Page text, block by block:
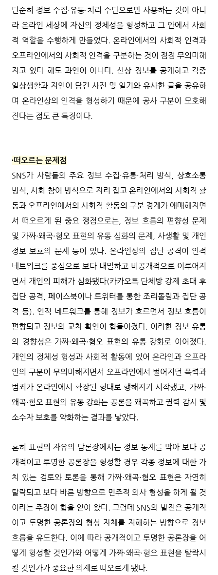
단순히 정보 수집·유통·처리 수단으로만 사용하는 것이 아니
라 온라인 세상에 자신의 정체성을 형성하고 그 안에서 사회
적 역할을 수행하게 만들었다. 온라인에서의 사회적 인격과
오프라인에서의 사회적 인격을 구분하는 것이 점점 무의미해
지고 있다 해도 과언이 아니다. 신상 정보를 공개하고 각종
일상생활과 지인이 담긴 사진 및 일기와 유사한 글을 공유하
며 온라인상의 인격을 형성하기 때문에 공사 구분이 모호해
진다는 점도 큰 특징이다.
∙떠오르는 문제점
SNS가 사람들의 주요 정보 수집·유통·처리 방식, 상호소통
방식, 사회 참여 방식으로 자리 잡고 온라인에서의 사회적 활
동과 오프라인에서의 사회적 활동의 구분 경계가 애매해지면
서 떠오르게 된 중요 쟁점으로는, 정보 흐름의 편향성 문제
및 가짜·왜곡·혐오 표현의 유통 심화의 문제, 사생활 및 개인
정보 보호의 문제 등이 있다. 온라인상의 집단 공격이 인적
네트워크를 중심으로 보다 내밀하고 비공개적으로 이루어지
면서 개인의 피해가 심화됐다(카카오톡 단체방 강제 초대 후
집단 공격, 페이스북이나 트위터를 통한 조리돌림과 집단 공
격 등). 인적 네트워크를 통해 정보가 흐르면서 정보 흐름이
편향되고 정보의 교차 확인이 힘들어졌다. 이러한 정보 유통
의 경향성은 가짜·왜곡·혐오 표현의 유통 강화로 이어졌다.
개인의 정체성 형성과 사회적 활동에 있어 온라인과 오프라
인의 구분이 무의미해지면서 오프라인에서 벌어지던 폭력과
범죄가 온라인에서 확장된 형태로 행해지기 시작했고, 가짜·
왜곡·혐오 표현의 유통 강화는 공론을 왜곡하고 권력 감시 및
소수자 보호를 약화하는 결과를 낳았다.
흔히 표현의 자유의 담론장에서는 정보 통제를 막아 보다 공
개적이고 투명한 공론장을 형성할 경우 각종 정보에 대한 가
치 있는 검토와 토론을 통해 가짜·왜곡·혐오 표현은 자연히
탈락되고 보다 바른 방향으로 민주적 의사 형성을 하게 될 것
이라는 주장이 힘을 얻어 왔다. 그런데 SNS의 발전은 공개적
이고 투명한 공론장의 형성 자체를 저해하는 방향으로 정보
흐름을 유도한다. 이에 따라 공개적이고 투명한 공론장을 어
떻게 형성할 것인가와 어떻게 가짜·왜곡·혐오 표현을 탈락시
킬 것인가가 중요한 의제로 떠오르게 됐다.